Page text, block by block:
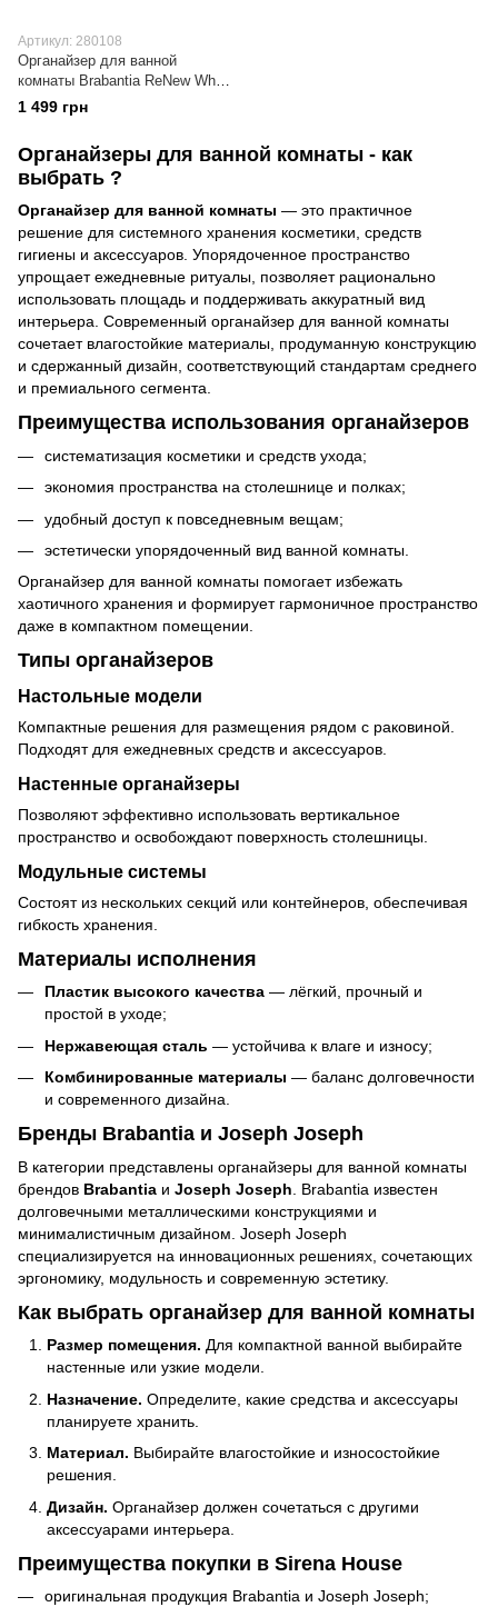
Артикул: 280108
Органайзер для ванной
комнаты Brabantia ReNew White
(280108)
1 499 грн
Органайзеры для ванной комнаты - как
выбрать ?
Органайзер для ванной комнаты — это практичное
решение для системного хранения косметики, средств
гигиены и аксессуаров. Упорядоченное пространство
упрощает ежедневные ритуалы, позволяет рационально
использовать площадь и поддерживать аккуратный вид
интерьера. Современный органайзер для ванной комнаты
сочетает влагостойкие материалы, продуманную конструкцию
и сдержанный дизайн, соответствующий стандартам среднего
и премиального сегмента.
Преимущества использования органайзеров
систематизация косметики и средств ухода;
экономия пространства на столешнице и полках;
удобный доступ к повседневным вещам;
эстетически упорядоченный вид ванной комнаты.
Органайзер для ванной комнаты помогает избежать
хаотичного хранения и формирует гармоничное пространство
даже в компактном помещении.
Типы органайзеров
Настольные модели
Компактные решения для размещения рядом с раковиной.
Подходят для ежедневных средств и аксессуаров.
Настенные органайзеры
Позволяют эффективно использовать вертикальное
пространство и освобождают поверхность столешницы.
Модульные системы
Состоят из нескольких секций или контейнеров, обеспечивая
гибкость хранения.
Материалы исполнения
Пластик высокого качества — лёгкий, прочный и
простой в уходе;
Нержавеющая сталь — устойчива к влаге и износу;
Комбинированные материалы — баланс долговечности
и современного дизайна.
Бренды Brabantia и Joseph Joseph
В категории представлены органайзеры для ванной комнаты
брендов Brabantia и Joseph Joseph . Brabantia известен
долговечными металлическими конструкциями и
минималистичным дизайном. Joseph Joseph
специализируется на инновационных решениях, сочетающих
эргономику, модульность и современную эстетику.
Как выбрать органайзер для ванной комнаты
Размер помещения. Для компактной ванной выбирайте
настенные или узкие модели.
Назначение. Определите, какие средства и аксессуары
планируете хранить.
Материал. Выбирайте влагостойкие и износостойкие
решения.
Дизайн. Органайзер должен сочетаться с другими
аксессуарами интерьера.
Преимущества покупки в Sirena House
оригинальная продукция Brabantia и Joseph Joseph;